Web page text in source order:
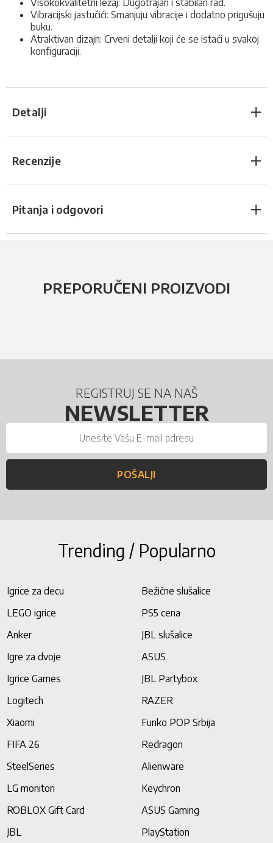
Vibracijski jastučići: Smanjuju vibracije i dodatno prigušuju
buku.
Atraktivan dizajn: Crveni detalji koji će se istaći u svakoj
konfiguraciji.
Detalji
Recenzije
Pitanja i odgovori
PREPORUČENI PROIZVODI
REGISTRUJ SE NA NAŠ
NEWSLETTER
POŠALJI
Trending / Popularno
Igrice za decu
Bežične slušalice
LEGO igrice
PS5 cena
Anker
JBL slušalice
Igre za dvoje
ASUS
Igrice Games
JBL Partybox
Logitech
RAZER
Xiaomi
Funko POP Srbija
FIFA 26
Redragon
SteelSeries
Alienware
LG monitori
Keychron
ROBLOX Gift Card
ASUS Gaming
JBL
PlayStation